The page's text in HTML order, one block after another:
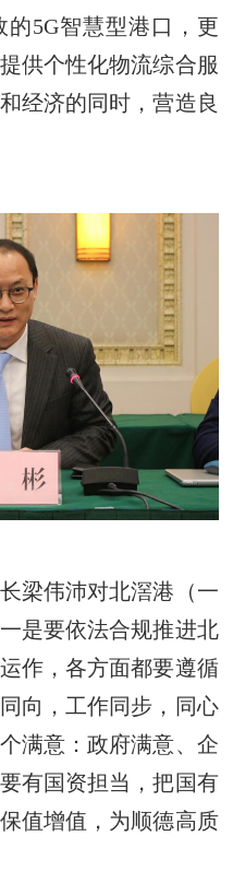
5G智慧型港口，更
供个性化物流综合服
经济的同时，营造良
梁伟沛对北滘港（一
是要依法合规推进北
作，各方面都要遵循
向，工作同步，同心
满意：政府满意、企
有国资担当，把国有
值增值，为顺德高质